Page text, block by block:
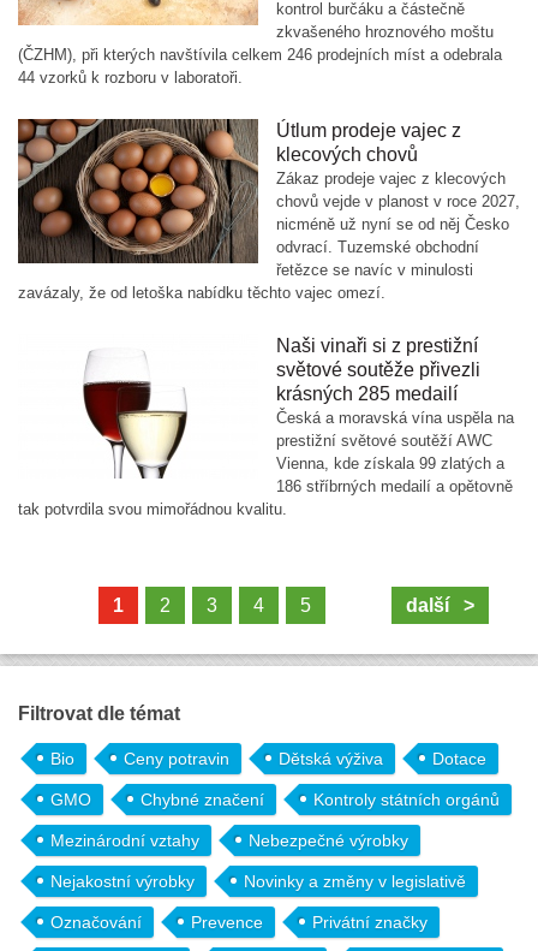
kontrol burčáku a částečně
zkvašeného hroznového moštu
(ČZHM), při kterých navštívila celkem 246 prodejních míst a odebrala
44 vzorků k rozboru v laboratoři.
Útlum prodeje vajec z
klecových chovů
Zákaz prodeje vajec z klecových
chovů vejde v planost v roce 2027,
nicméně už nyní se od něj Česko
odvrací. Tuzemské obchodní
řetězce se navíc v minulosti
zavázaly, že od letoška nabídku těchto vajec omezí.
Naši vinaři si z prestižní
světové soutěže přivezli
krásných 285 medailí
Česká a moravská vína uspěla na
prestižní světové soutěží AWC
Vienna, kde získala 99 zlatých a
186 stříbrných medailí a opětovně
tak potvrdila svou mimořádnou kvalitu.
1 2 3 4 5 další >
Filtrovat dle témat
Bio Ceny potravin Dětská výživa Dotace
GMO Chybné značení Kontroly státních orgánů
Mezinárodní vztahy Nebezpečné výrobky
Nejakostní výrobky Novinky a změny v legislativě
Označování Prevence Privátní značky